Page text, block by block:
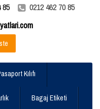
85
0212 462 70 85
Kılıfı
Bagaj Etiketi